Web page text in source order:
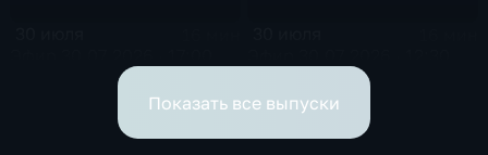
Показать все выпуски